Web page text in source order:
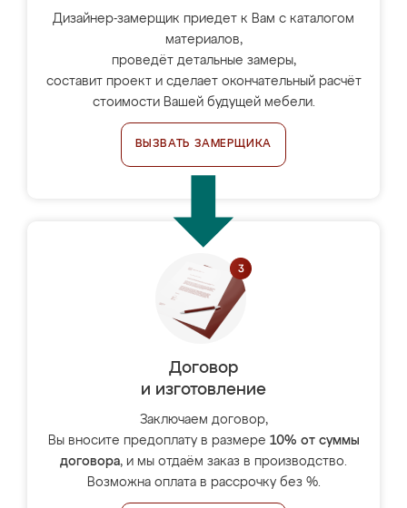
Дизайнер-замерщик приедет к Вам с каталогом
материалов,
проведёт детальные замеры,
составит проект и сделает окончательный расчёт
стоимости Вашей будущей мебели.
ВЫЗВАТЬ ЗАМЕРЩИКА
Договор
и изготовление
Заключаем договор,
Вы вносите предоплату в размере 10% от суммы
договора, и мы отдаём заказ в производство.
Возможна оплата в рассрочку без %.